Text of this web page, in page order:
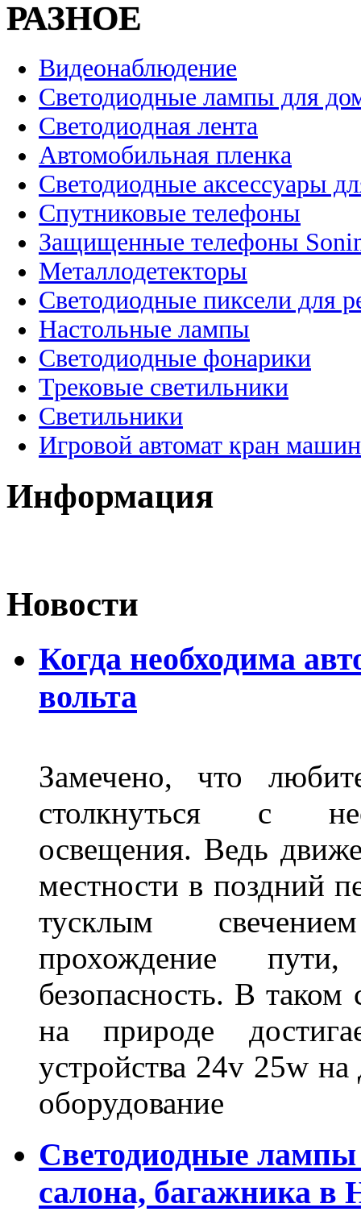
РАЗНОЕ
Видеонаблюдение
Светодиодные лампы для
Светодиодная лента
Автомобильная пленка
Светодиодные аксессуары
Спутниковые телефоны
Защищенные телефоны
Металлодетекторы
Светодиодные пиксели для
Настольные лампы
Светодиодные фонарики
Трековые светильники
Светильники
Игровой автомат кран
Информация
Новости
Когда необходима
вольта
Замечено, что
столкнуться с
освещения. Ведь
местности в поздний
тусклым
прохождение
безопасность. В
на природе
устройства 24v 25w
оборудование
Светодиодные лампы
салона, багажника в